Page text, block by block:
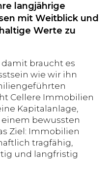
langjährige
mit Weitblick und
Werte zu
braucht es
wie wir ihn
Cellere Immobilien
Kapitalanlage,
einem bewussten
Ziel: Immobilien
tragfähig,
und langfristig